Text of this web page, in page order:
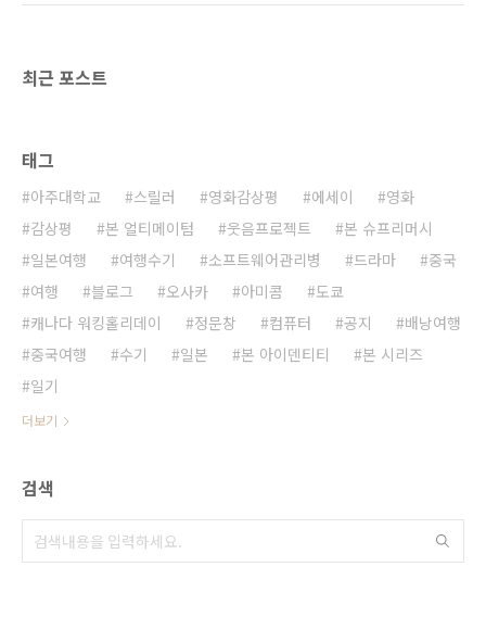
최근 포스트
태그
아주대학교 스릴러 영화감상평 에세이
영화
감상평
본 얼티메이텀 웃음프로젝트
본 슈프리머시
일본여행
여행수기 소프트웨어관리병 드라마
중국
여행
블로그 오사카 아미콤
도쿄
캐나다 워킹홀리데이
정문창 컴퓨터 공지
배낭여행
중국여행
수기 일본 본 아이덴티티
본 시리즈
일기
더보기
검색